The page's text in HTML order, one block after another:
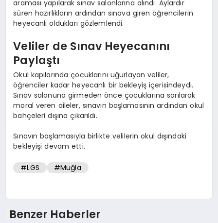
araması yapılarak sınav salonlarına alındı. Aylardır
süren hazırlıkların ardından sınava giren öğrencilerin
heyecanlı oldukları gözlemlendi.
Veliler de Sınav Heyecanını
Paylaştı
Okul kapılarında çocuklarını uğurlayan veliler,
öğrenciler kadar heyecanlı bir bekleyiş içerisindeydi.
Sınav salonuna girmeden önce çocuklarına sarılarak
moral veren aileler, sınavın başlamasının ardından okul
bahçeleri dışına çıkarıldı.
Sınavın başlamasıyla birlikte velilerin okul dışındaki
bekleyişi devam etti.
#LGS #Muğla
Benzer Haberler